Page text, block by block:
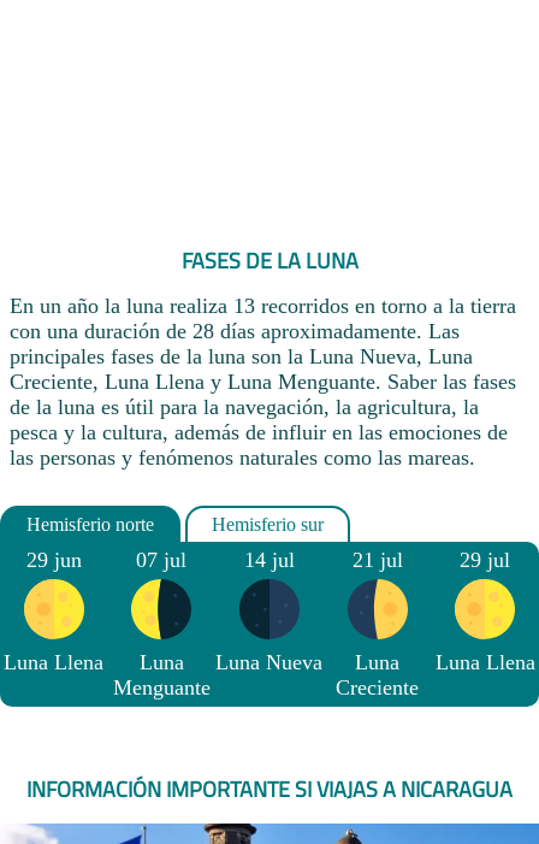
FASES DE LA LUNA
En un año la luna realiza 13 recorridos en torno a la tierra
con una duración de 28 días aproximadamente. Las
principales fases de la luna son la Luna Nueva, Luna
Creciente, Luna Llena y Luna Menguante. Saber las fases
de la luna es útil para la navegación, la agricultura, la
pesca y la cultura, además de influir en las emociones de
las personas y fenómenos naturales como las mareas.
29 jun
Luna Llena
07 jul
Luna
Menguante
14 jul
Luna Nueva
21 jul
Luna
Creciente
29 jul
Luna Llena
INFORMACIÓN IMPORTANTE SI VIAJAS A NICARAGUA